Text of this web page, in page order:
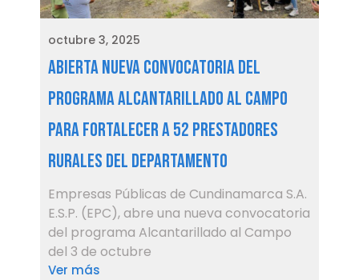
Abierta nueva convocatoria del
programa Alcantarillado al Campo
para fortalecer a 52 prestadores
rurales del departamento
octubre 3, 2025
Empresas Públicas de Cundinamarca S.A.
E.S.P. (EPC), abre una nueva convocatoria
del programa Alcantarillado al Campo
del 3 de octubre
Ver más